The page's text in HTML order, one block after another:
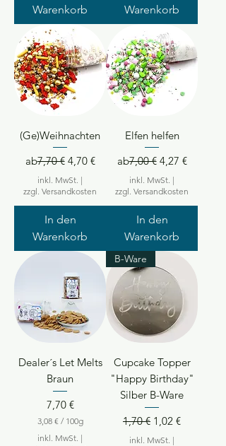
Warenkorb
Warenkorb
(Ge)Weihnachten
ab
Standardpreis
7,70 € 4,70 €
Sale-Preis
inkl. MwSt. |
zzgl. Versandkosten
In den
Warenkorb
Elfen helfen
ab
Standardpreis
7,00 € 4,27 €
Sale-Preis
inkl. MwSt. |
zzgl. Versandkosten
In den
Warenkorb
Dealer´s Let Melts
Braun
Preis
7,70 €
3,08 € / 100g
,
inkl. MwSt. |
B-Ware
Cupcake Topper
"Happy Birthday"
Silber B-Ware
Standardpreis
1,70 € Sale-Preis
1,02 €
inkl. MwSt. |